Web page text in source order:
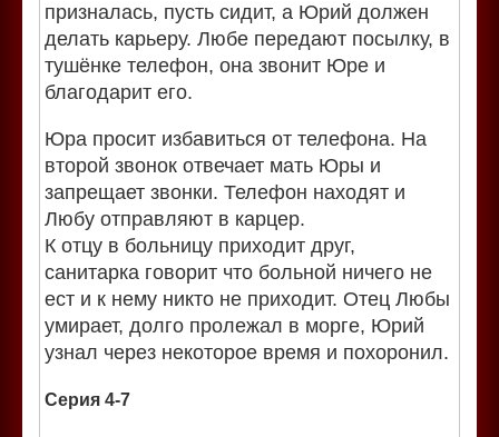
призналась, пусть сидит, а Юрий должен
делать карьеру. Любе передают посылку, в
тушёнке телефон, она звонит Юре и
благодарит его.
Юра просит избавиться от телефона. На
второй звонок отвечает мать Юры и
запрещает звонки. Телефон находят и
Любу отправляют в карцер.
К отцу в больницу приходит друг,
санитарка говорит что больной ничего не
ест и к нему никто не приходит. Отец Любы
умирает, долго пролежал в морге, Юрий
узнал через некоторое время и похоронил.
Серия 4-7